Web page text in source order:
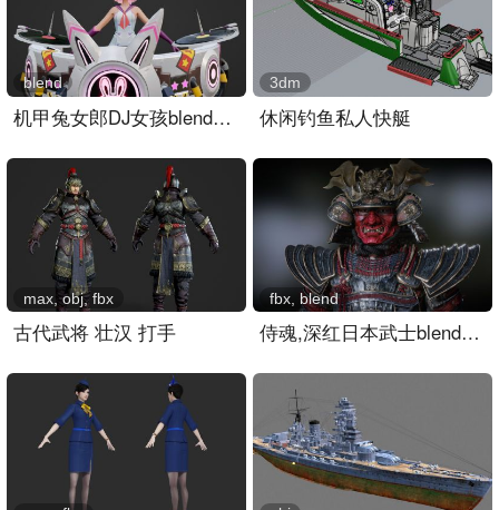
机甲兔女郎DJ女孩blender模型
blend
休闲钓鱼私人快艇
3dm
古代武将 壮汉 打手
max, obj, fbx
侍魂,深红日本武士blender模型,4K贴图
fbx, blend